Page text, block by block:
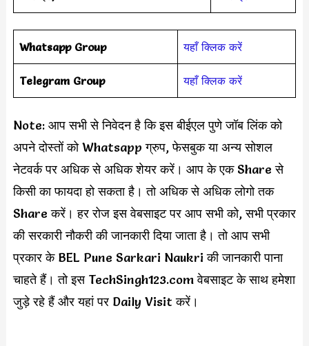
Whatsapp Group यहाँ क्लिक करें
Telegram Group यहाँ क्लिक करें
Note: आप सभी से निवेदन है कि इस बीईएल पुणे जॉब लिंक को
अपने दोस्तों को Whatsapp ग्रुप, फेसबुक या अन्य सोशल
नेटवर्क पर अधिक से अधिक शेयर करें। आप के एक Share से
किसी का फायदा हो सकता है। तो अधिक से अधिक लोगो तक
Share करें। हर रोज इस वेबसाइट पर आप सभी को, सभी प्रकार
की सरकारी नौकरी की जानकारी दिया जाता है। तो आप सभी
प्रकार के BEL Pune Sarkari Naukri की जानकारी पाना
चाहते हैं। तो इस TechSingh123.com वेबसाइट के साथ हमेशा
जुड़े रहे हैं और यहां पर Daily Visit करें।